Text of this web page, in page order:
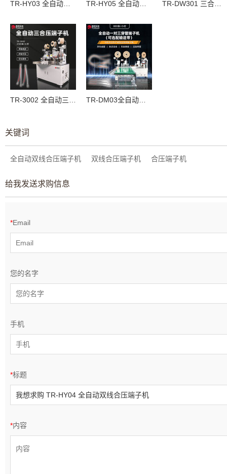
关键词
全自动双线合压端子机 双线合压端子机 合压端子机
给我发送求购信息
*Email
您的名字
手机
*标题
*内容